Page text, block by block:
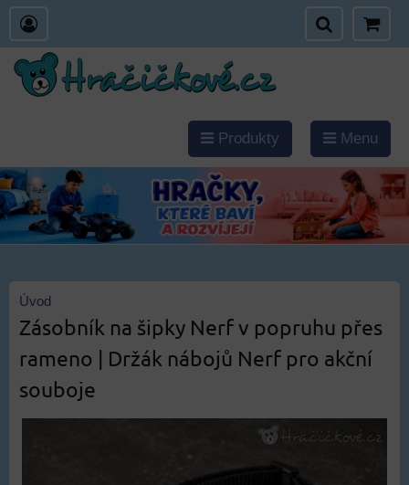
Produkty Menu
Úvod
Zásobník na šipky Nerf v popruhu přes
rameno | Držák nábojů Nerf pro akční
souboje